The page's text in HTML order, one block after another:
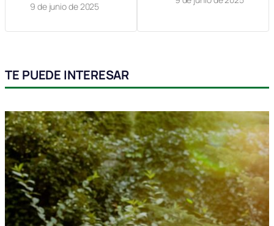
9 de junio de 2025
TE PUEDE INTERESAR